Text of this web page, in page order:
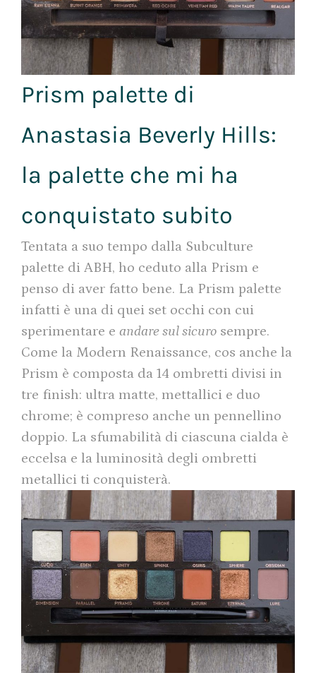
Prism palette di
Anastasia Beverly Hills:
la palette che mi ha
conquistato subito
Tentata a suo tempo dalla Subculture
palette di ABH, ho ceduto alla Prism e
penso di aver fatto bene. La Prism palette
infatti è una di quei set occhi con cui
sperimentare e andare sul sicuro sempre.
Come la Modern Renaissance, cos anche la
Prism è composta da 14 ombretti divisi in
tre finish: ultra matte, mettallici e duo
chrome; è compreso anche un pennellino
doppio. La sfumabilità di ciascuna cialda è
eccelsa e la luminosità degli ombretti
metallici ti conquisterà.